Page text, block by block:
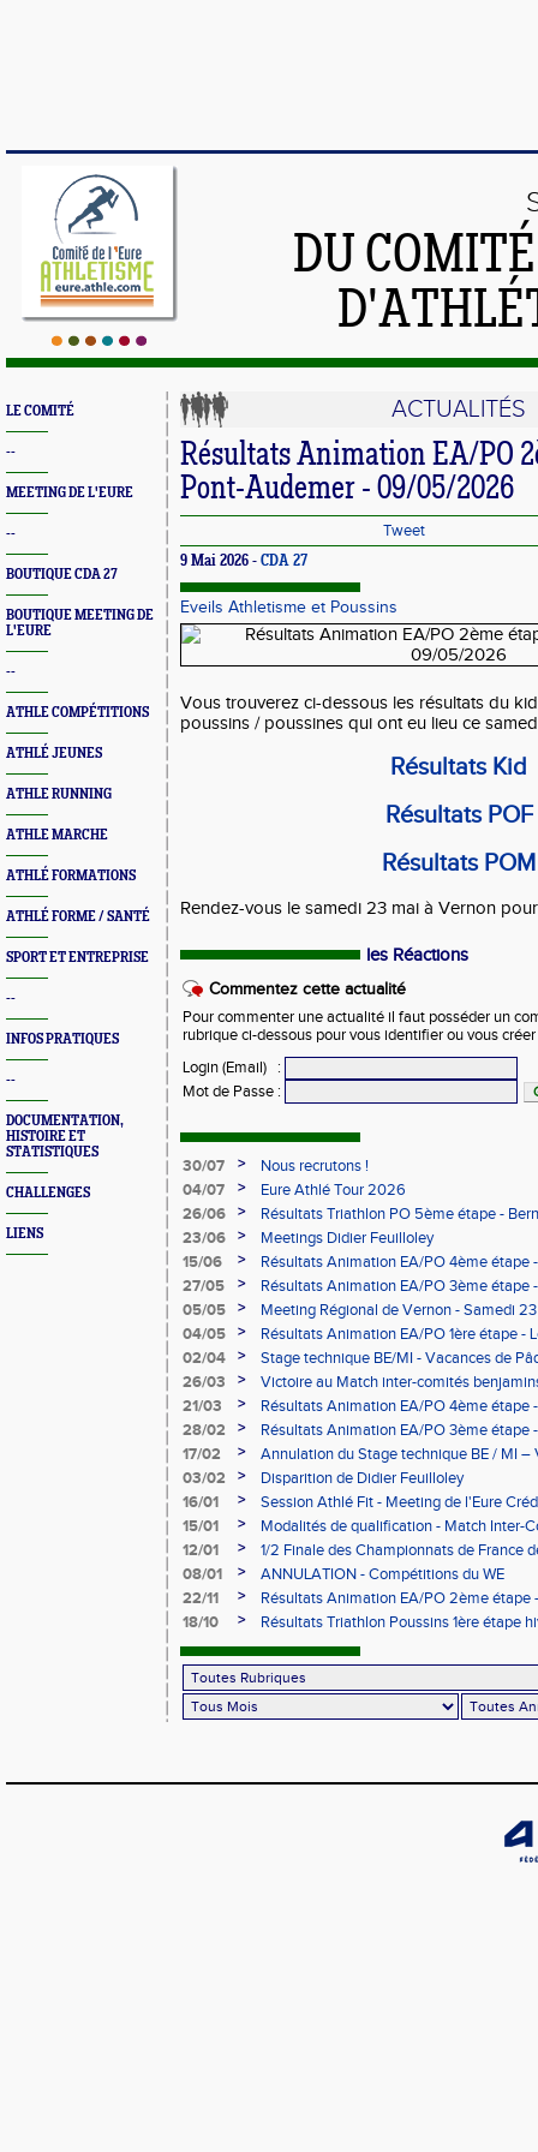
DU
LE COMITÉ
--
MEETING DE L'EURE
--
BOUTIQUE CDA 27
BOUTIQUE MEETING DE
L'EURE
--
ATHLE COMPÉTITIONS
ATHLÉ JEUNES
ATHLE RUNNING
ATHLE MARCHE
ATHLÉ FORMATIONS
ATHLÉ FORME / SANTÉ
SPORT ET ENTREPRISE
--
INFOS PRATIQUES
--
DOCUMENTATION,
HISTOIRE ET
STATISTIQUES
CHALLENGES
LIENS
ACTUALITÉS
Résultats Animation EA/PO
Pont-Audemer - 09/05/2026
Tweet
9 Mai 2026 - CDA 27
Eveils Athletisme et Poussins
Vous trouverez ci-dessous les résultats du
poussins / poussines qui ont eu lieu ce
Résultats Kid
Résultats POF
Résultats POM
Rendez-vous le samedi 23 mai à Vernon
les Réactions
Commentez cette actualité
Pour commenter une actualité il faut posséder un
rubrique ci-dessous pour vous identifier ou vous
Login (Email)
:
Mot de Passe :
30/07 >
Nous recrutons !
04/07
>
Eure Athlé Tour 2026
26/06
>
Résultats Triathlon PO 5ème étape -
23/06
>
Meetings Didier Feuilloley
15/06
>
Résultats Animation EA/PO 4ème étape
27/05
>
Résultats Animation EA/PO 3ème
05/05
>
Meeting Régional de Vernon - Samedi
04/05
>
Résultats Animation EA/PO 1ère étape
02/04
>
Stage technique BE/MI - Vacances de
26/03
>
Victoire au Match inter-comités
21/03
>
Résultats Animation EA/PO 4ème étape
28/02
>
Résultats Animation EA/PO 3ème étape
28/02/2026
17/02 >
Annulation du Stage technique BE / MI –
03/02
>
Disparition de Didier Feuilloley
16/01
>
Session Athlé Fit - Meeting de l'Eure
15/01
>
Modalités de qualification - Match Inter-
12/01
>
1/2 Finale des Championnats de France
février à Évreux
08/01 >
ANNULATION - Compétitions du WE
22/11
>
Résultats Animation EA/PO 2ème étape
18/10
>
Résultats Triathlon Poussins 1ère étape